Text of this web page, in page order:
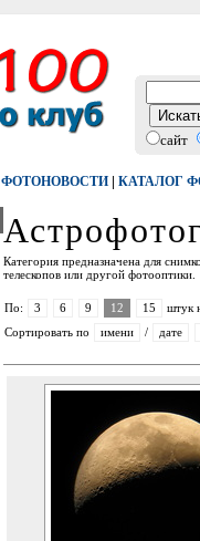
сайт
ФОТОНОВОСТИ | КАТАЛОГ
Категория предназначена для
телескопов или другой фотооптики.
По: 3 6 9 12 15
штук
Сортировать по
имени / дате